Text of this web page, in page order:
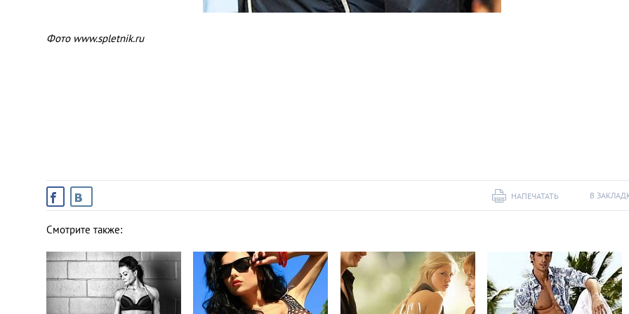
Фото www.spletnik.ru
В
НАПЕЧАТАТЬ
Смотрите также: